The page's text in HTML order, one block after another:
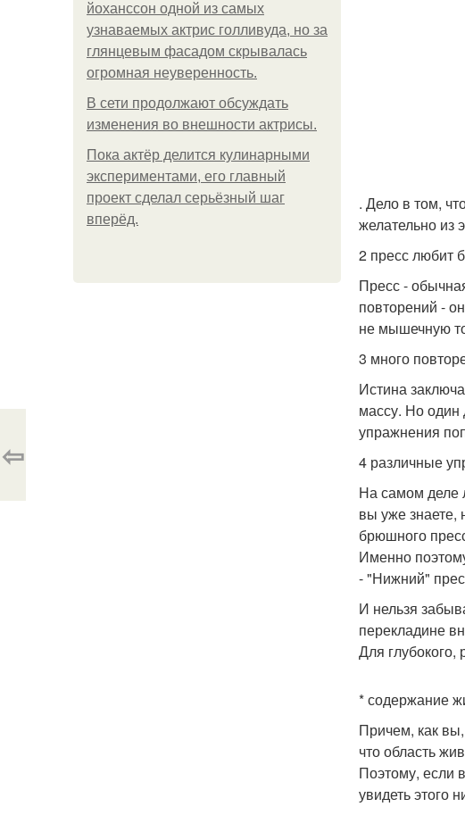
йоханссон одной из самых
узнаваемых актрис голливуда, но за
глянцевым фасадом скрывалась
огромная неуверенность.
В сети продолжают обсуждать
изменения во внешности актрисы.
Пока актёр делится кулинарными
экспериментами, его главный
проект сделал серьёзный шаг
вперёд.
. Дело в том,
желательно из
2 пресс любит
Пресс -
повторений -
не мышечную
3 много
Истина
массу. Но один
упражнения
4 различные
На самом деле
вы уже знаете,
брюшного
Именно
- "Нижний"
И нельзя
перекладине
Для
* содержание
Причем, как
что область
Поэтому, если
увидеть этого
⇦